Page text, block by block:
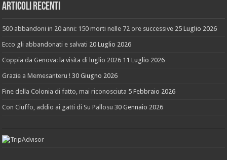
Articoli recenti
500 abbandoni in 20 anni: 150 morti nelle 72 ore successive 25 Luglio 2026
Ecco gli abbandonati e salvati 20 Luglio 2026
Coppia da Genova: la visita di luglio 2026 11 Luglio 2026
Grazie a Memesanteru ! 30 Giugno 2026
Fine della Colonia di fatto, mai riconosciuta 5 Febbraio 2026
Con Ciuffo, addio ai gatti di Su Pallosu 30 Gennaio 2026